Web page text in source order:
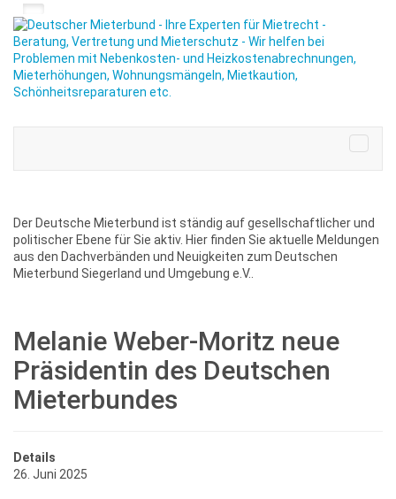
Der Deutsche Mieterbund ist ständig auf gesellschaftlicher und
politischer Ebene für Sie aktiv. Hier finden Sie aktuelle Meldungen
aus den Dachverbänden und Neuigkeiten zum Deutschen
Mieterbund Siegerland und Umgebung e.V..
Melanie Weber-Moritz neue
Präsidentin des Deutschen
Mieterbundes
Details
26. Juni 2025